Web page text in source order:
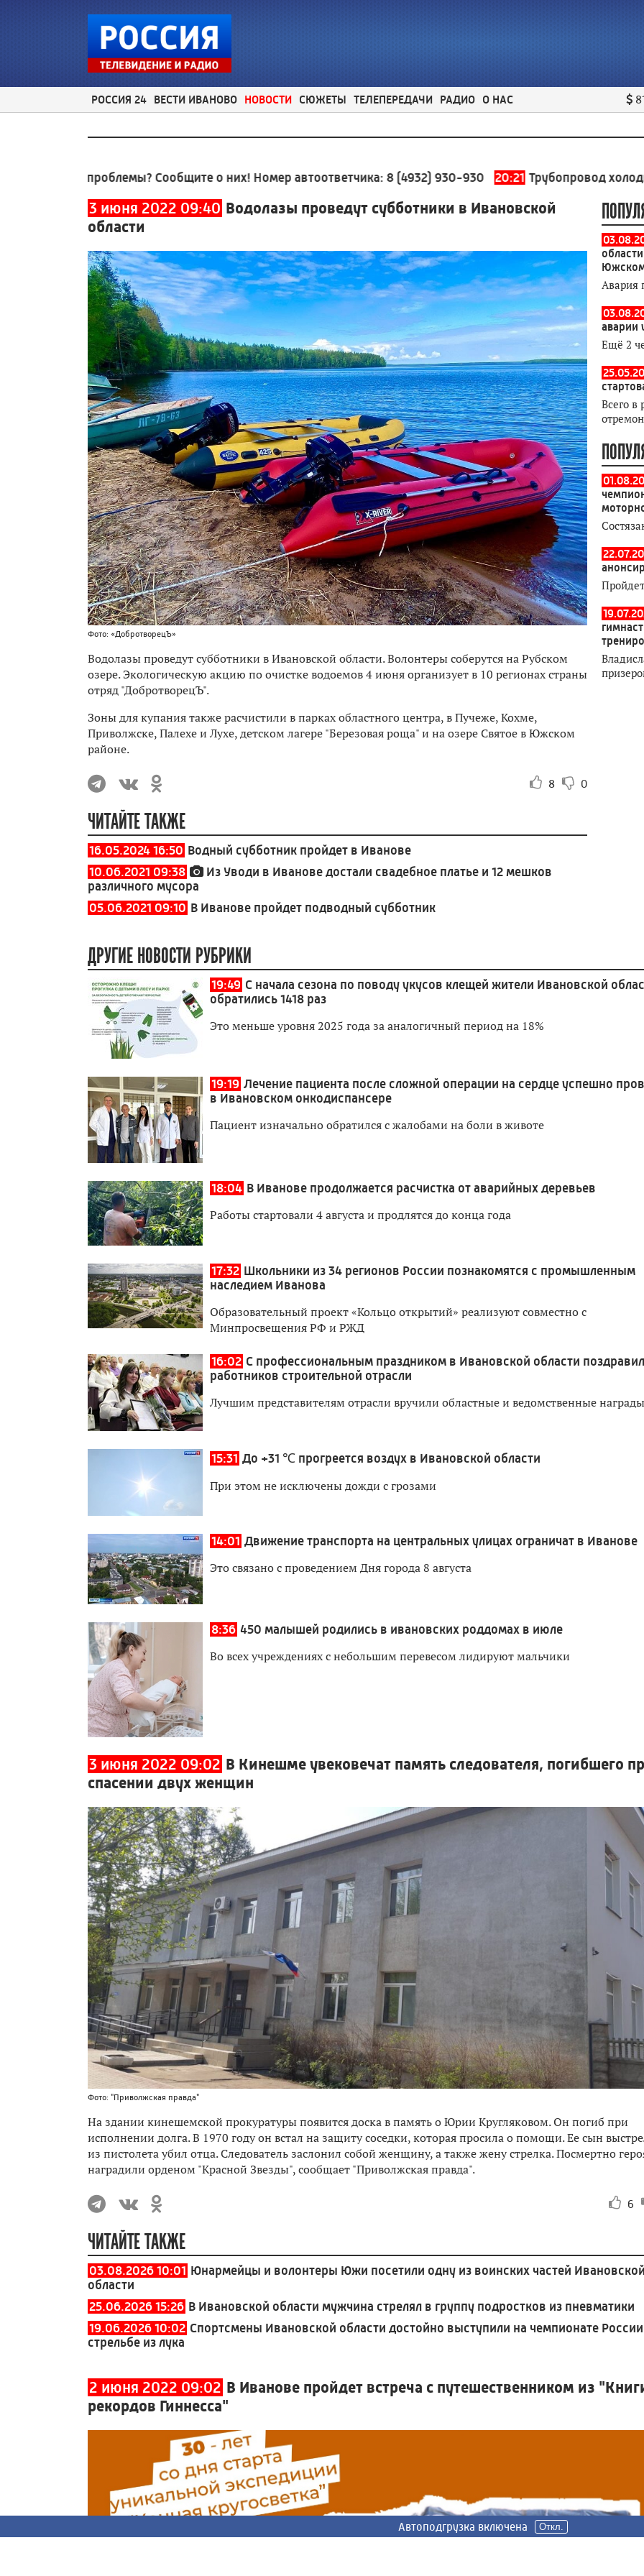
РОССИЯ 24 ВЕСТИ ИВАНОВО НОВОСТИ СЮЖЕТЫ ТЕЛЕПЕРЕДАЧИ РАДИО О НАС
проблемы? Сообщите о них! Номер автоответчика:8 (4932) 930-930 20:21 Трубопровод холодного
3 июня 2022 09:40 Водолазы проведут субботники в Ивановской
области
Фото: «ДобротворецЪ»
Водолазы проведут субботники в Ивановской области. Волонтеры соберутся на Рубском
озере. Экологическую акцию по очистке водоемов 4 июня организует в 10 регионах страны
отряд "ДобротворецЪ".
Зоны для купания также расчистили в парках областного центра, в Пучеже, Кохме,
Приволжске, Палехе и Лухе, детском лагере "Березовая роща" и на озере Святое в Южском
районе.
8 0
ЧИТАЙТЕ ТАКЖЕ
16.05.2024 16:50 Водный субботник пройдет в Иванове
10.06.2021 09:38
Из Уводи в Иванове достали свадебное платье и 12 мешков
различного мусора
05.06.2021 09:10 В Иванове пройдет подводный субботник
Авария
аварии
Ещё 2
Всего в
ДРУГИЕ НОВОСТИ РУБРИКИ
19:49 С начала сезона по поводу укусов клещей жители Ивановской
обратились 1418 раз
Это меньше уровня 2025 года за аналогичный период на 18%
19:19 Лечение пациента после сложной операции на сердце успешно
в Ивановском онкодиспансере
Пациент изначально обратился с жалобами на боли в животе
18:04 В Иванове продолжается расчистка от аварийных деревьев
Работы стартовали 4 августа и продлятся до конца года
17:32 Школьники из 34 регионов России познакомятся с промышленным
наследием Иванова
Образовательный проект «Кольцо открытий» реализуют совместно с
Минпросвещения РФ и РЖД
16:02 С профессиональным праздником в Ивановской области
работников строительной отрасли
Лучшим представителям отрасли вручили областные и ведомственные награды
15:31 До +31 ℃ прогреется воздух в Ивановской области
При этом не исключены дожди с грозами
14:01 Движение транспорта на центральных улицах ограничат в Иванове
Это связано с проведением Дня города 8 августа
8:36 450 малышей родились в ивановских роддомах в июле
Во всех учреждениях с небольшим перевесом лидируют мальчики
3 июня 2022 09:02 В Кинешме увековечат память следователя, погибшего
спасении двух женщин
Фото: "Приволжская правда"
На здании кинешемской прокуратуры появится доска в память о Юрии Кругляковом. Он погиб при
исполнении долга. В 1970 году он встал на защиту соседки, которая просила о помощи. Ее сын
из пистолета убил отца. Следователь заслонил собой женщину, а также жену стрелка. Посмертно
наградили орденом "Красной Звезды", сообщает "Приволжская правда".
6
ЧИТАЙТЕ ТАКЖЕ
03.08.2026 10:01 Юнармейцы и волонтеры Южи посетили одну из воинских частей
области
25.06.2026 15:26 В Ивановской области мужчина стрелял в группу подростков из пневматики
19.06.2026 10:02 Спортсмены Ивановской области достойно выступили на чемпионате
стрельбе из лука
2 июня 2022 09:02 В Иванове пройдет встреча с путешественником из
рекордов Гиннесса"
Автоподгрузка включена Откл.
Автоподгрузка включена Откл.